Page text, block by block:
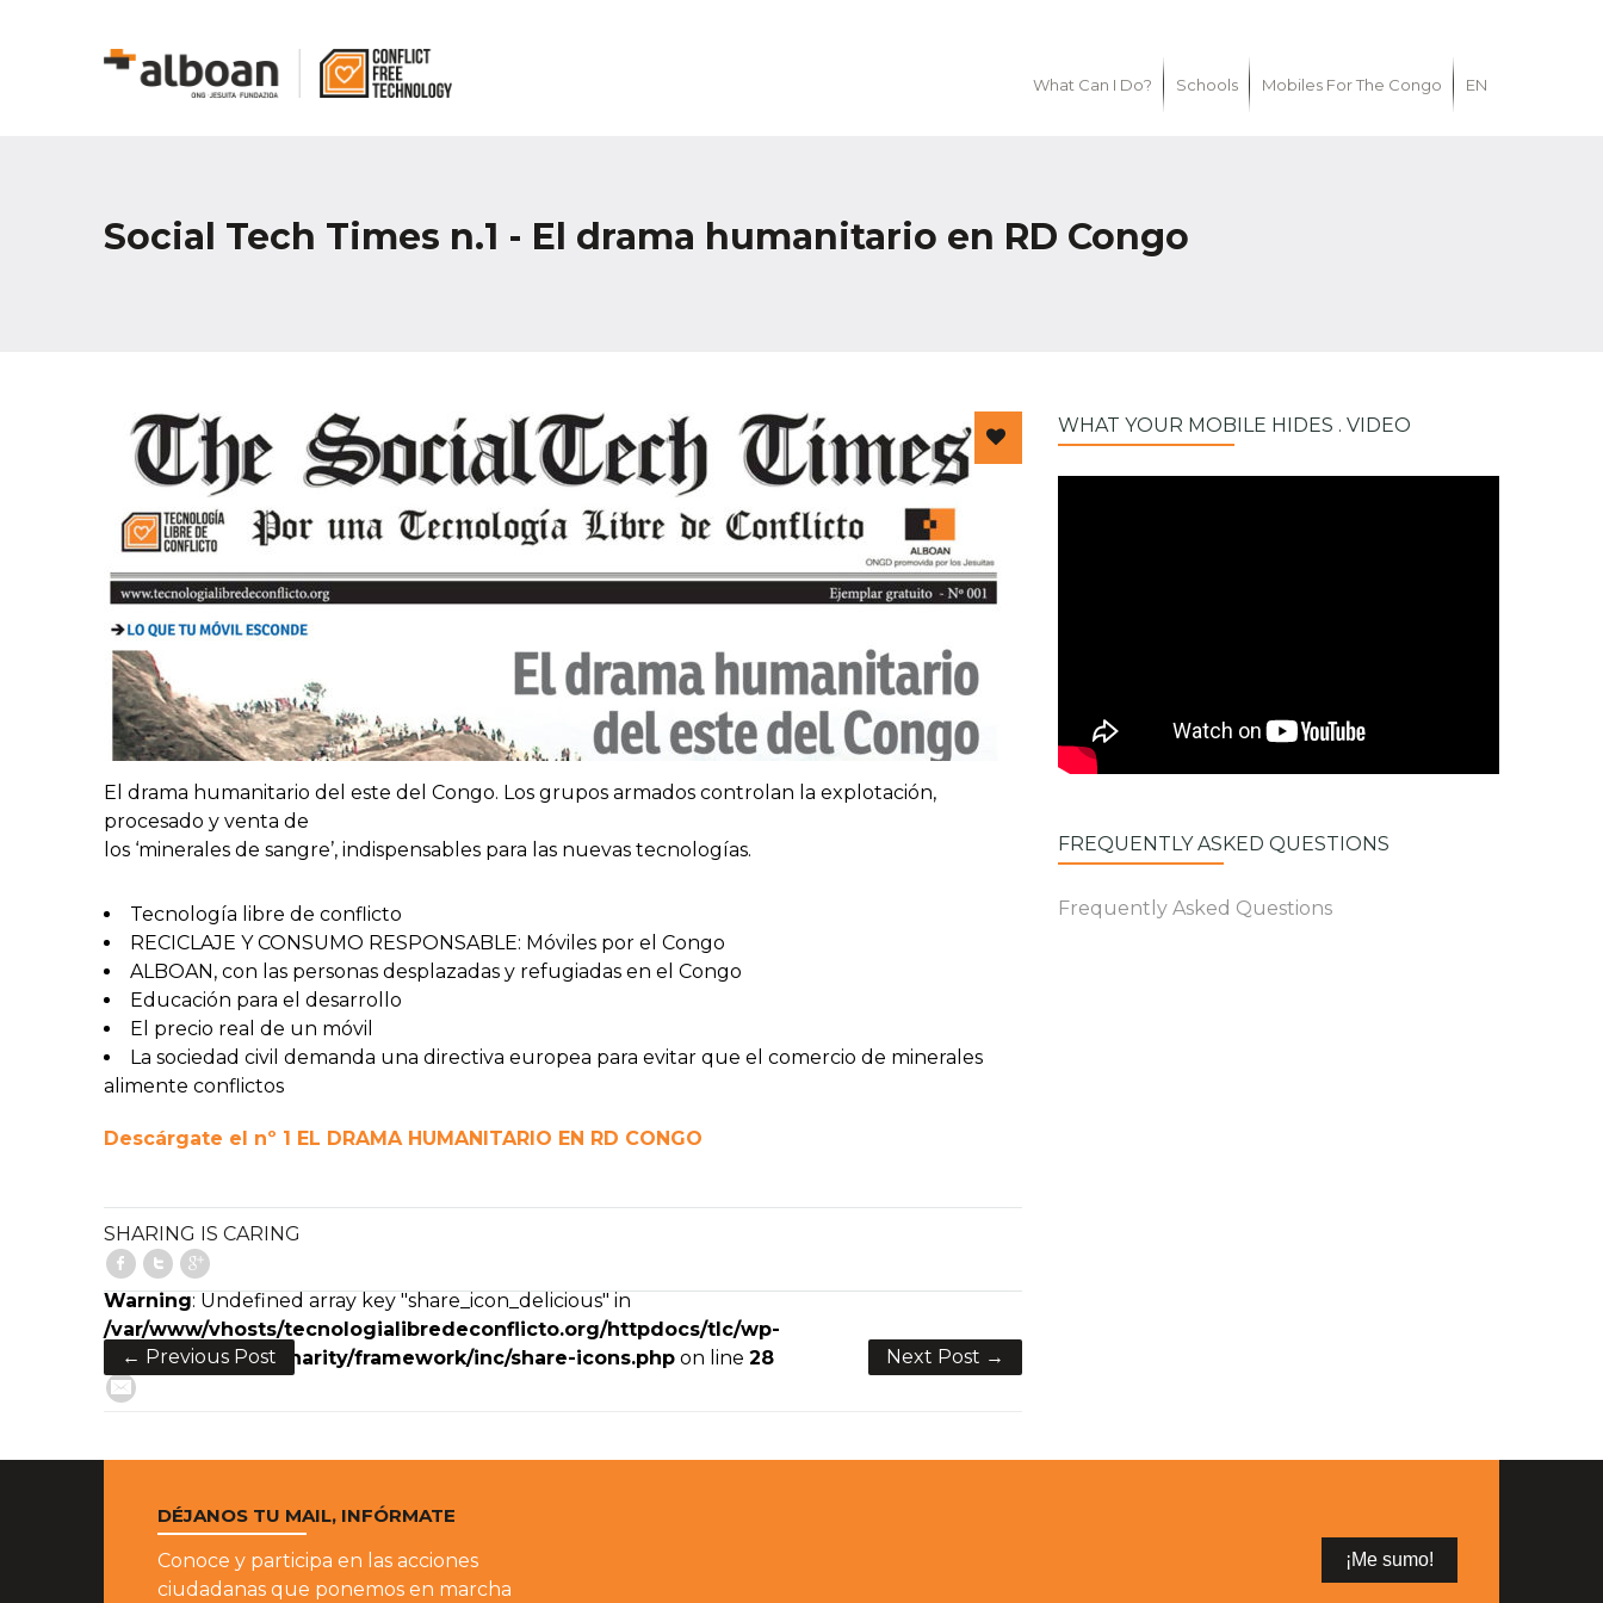
What Can I Do? Schools Mobiles For The Congo EN
Social Tech Times n.1 - El drama humanitario en RD Congo
El drama humanitario del este del Congo. Los grupos armados controlan la explotación,
procesado y venta de
los ‘minerales de sangre’, indispensables para las nuevas tecnologías.
Tecnología libre de conflicto
RECICLAJE Y CONSUMO RESPONSABLE: Móviles por el Congo
ALBOAN, con las personas desplazadas y refugiadas en el Congo
Educación para el desarrollo
El precio real de un móvil
La sociedad civil demanda una directiva europea para evitar que el comercio de minerales
alimente conflictos
Descárgate el nº 1 EL DRAMA HUMANITARIO EN RD CONGO
SHARING IS CARING
Facebook
Twitter
Warning: Undefined array key "share_icon_delicious" in
/var/www/vhosts/tecnologialibredeconflicto.org/httpdocs/tlc/wp-
content/themes/charity/framework/inc/share-icons.php on line 28
← Previous Post Next Post →
WHAT YOUR MOBILE HIDES . VIDEO
FREQUENTLY ASKED QUESTIONS
Frequently Asked Questions
DÉJANOS TU MAIL, INFÓRMATE
Conoce y participa en las acciones
ciudadanas que ponemos en marcha